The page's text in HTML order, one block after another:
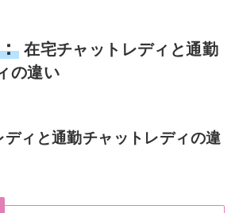
在宅チャットレディと通勤
の違い
ディと通勤チャットレディの違